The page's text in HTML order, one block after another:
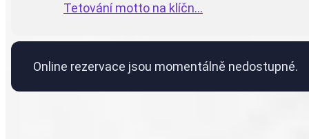
Tetování motto na klíčn...
Online rezervace jsou momentálně nedostupné.